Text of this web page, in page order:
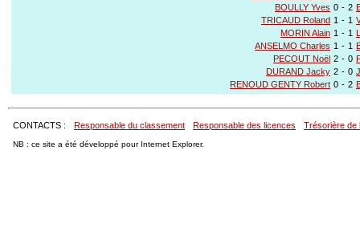
BOULLY Yves 0 - 2
TRICAUD Roland 1 - 1
MORIN Alain 1 - 1
ANSELMO Charles 1 - 1
PECOUT Noël 2 - 0
DURAND Jacky 2 - 0
RENOUD GENTY Robert 0 - 2
CONTACTS : Responsable du classement Responsable des licences Trésorière de
NB : ce site a été développé pour Internet Explorer.